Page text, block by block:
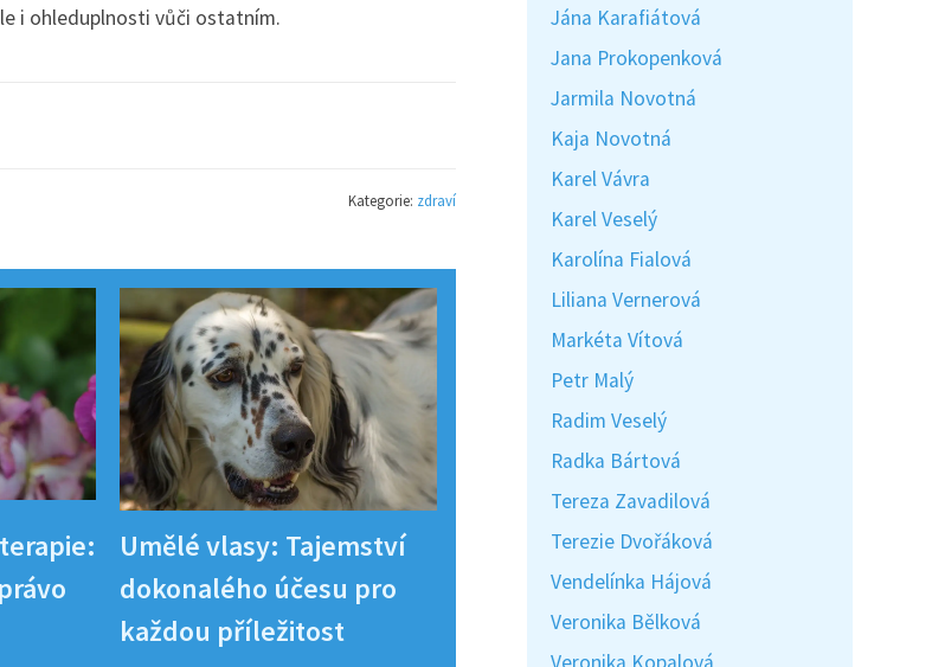
i ohleduplnosti vůči ostatním.
Kategorie: zdraví
Umělé vlasy: Tajemství
dokonalého účesu pro
každou příležitost
Jána Karafiátová
Jana Prokopenková
Jarmila Novotná
Kaja Novotná
Karel Vávra
Karel Veselý
Karolína Fialová
Liliana Vernerová
Markéta Vítová
Petr Malý
Radim Veselý
Radka Bártová
Tereza Zavadilová
Terezie Dvořáková
Vendelínka Hájová
Veronika Bělková